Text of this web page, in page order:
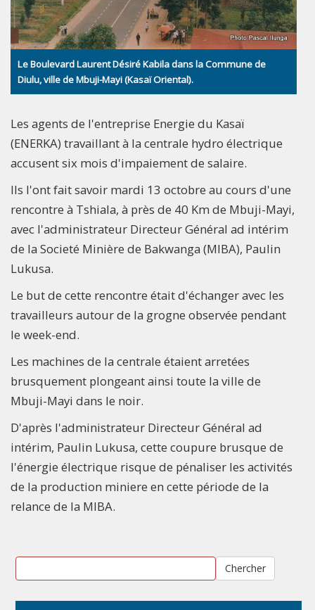
Le Boulevard Laurent Désiré Kabila dans la Commune de
Diulu, ville de Mbuji-Mayi (Kasaï Oriental).
Les agents de l'entreprise Energie du Kasaï
(ENERKA) travaillant à la centrale hydro électrique
accusent six mois d'impaiement de salaire.
Ils l'ont fait savoir mardi 13 octobre au cours d'une
rencontre à Tshiala, à près de 40 Km de Mbuji-Mayi,
avec l'administrateur Directeur Général ad intérim
de la Societé Minière de Bakwanga (MIBA), Paulin
Lukusa.
Le but de cette rencontre était d'échanger avec les
travailleurs autour de la grogne observée pendant
le week-end.
Les machines de la centrale étaient arretées
brusquement plongeant ainsi toute la ville de
Mbuji-Mayi dans le noir.
D'après l'administrateur Directeur Général ad
intérim, Paulin Lukusa, cette coupure brusque de
l'énergie électrique risque de pénaliser les activités
de la production miniere en cette période de la
relance de la MIBA.
Chercher